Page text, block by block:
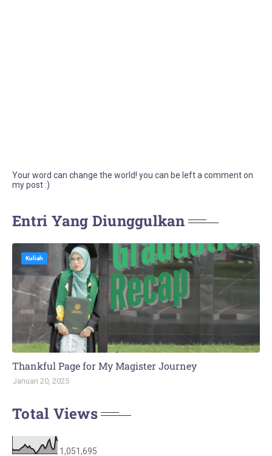
Your word can change the world! you can be left a comment on
my post :)
Entri Yang Diunggulkan
Kuliah
Thankful Page for My Magister Journey
Januari 20, 2025
Total Views
1,051,695